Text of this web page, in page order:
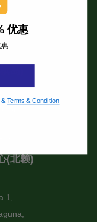
岛)
(北赖)
1,
优惠
&Terms & Condition